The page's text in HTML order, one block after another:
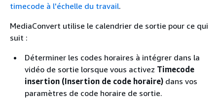
timecode à l'échelle du travail.
MediaConvert utilise le calendrier de sortie pour ce qui
suit :
Déterminer les codes horaires à intégrer dans la
vidéo de sortie lorsque vous activez Timecode
insertion (Insertion de code horaire) dans vos
paramètres de code horaire de sortie.